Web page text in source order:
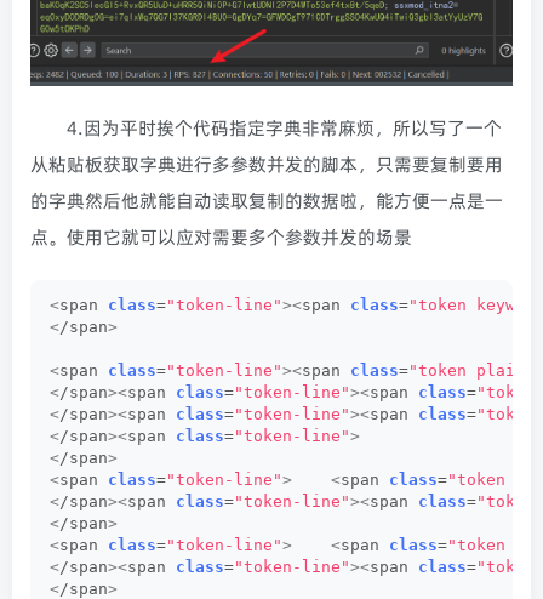
4.因为平时挨个代码指定字典非常麻烦，所以写了一个
从粘贴板获取字典进行多参数并发的脚本，只需要复制要用
的字典然后他就能自动读取复制的数据啦，能方便一点是一
点。使用它就可以应对需要多个参数并发的场景
<span class="token-line"><span class="token
</span>
<span class="token-line"><span class="token plain"
</span><span class="token-line"><span class=
</span><span class="token-line"><span class=
</span><span class="token-line">
</span>
<span class="token-line"> <span class="token
</span><span class="token-line"><span class=
</span>
<span class="token-line"> <span class="token
</span><span class="token-line"><span class=
</span>